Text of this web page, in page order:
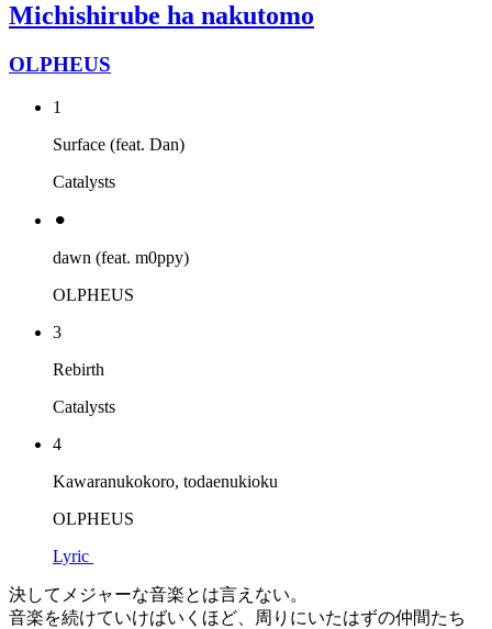
Michishirube ha nakutomo
OLPHEUS
1
Surface (feat. Dan)
Catalysts
⚫︎
dawn (feat. m0ppy)
OLPHEUS
3
Rebirth
Catalysts
4
Kawaranukokoro, todaenukioku
OLPHEUS
Lyric
決してメジャーな音楽とは言えない。
音楽を続けていけばいくほど、周りにいたはずの仲間たち